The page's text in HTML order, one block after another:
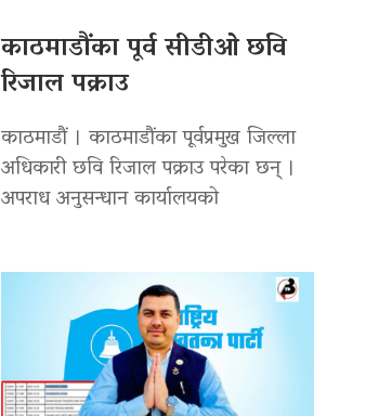
काठमाडौंका पूर्व सीडीओ छवि
रिजाल पक्राउ
काठमाडौं । काठमाडौंका पूर्वप्रमुख जिल्ला
अधिकारी छवि रिजाल पक्राउ परेका छन् ।
अपराध अनुसन्धान कार्यालयको